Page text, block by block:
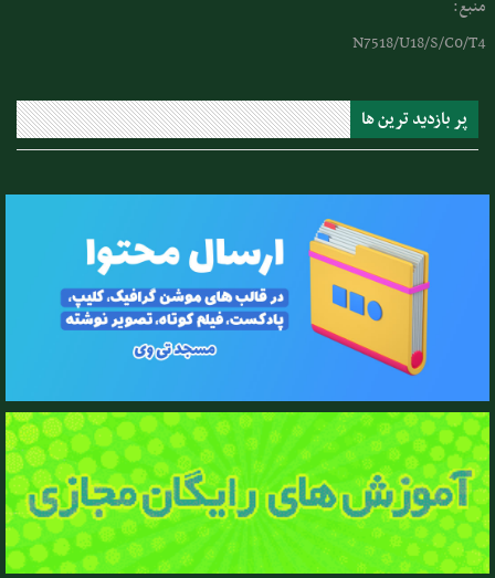
منبع:
N7518/U18/S/C0/T4
پر بازدید ترین ها